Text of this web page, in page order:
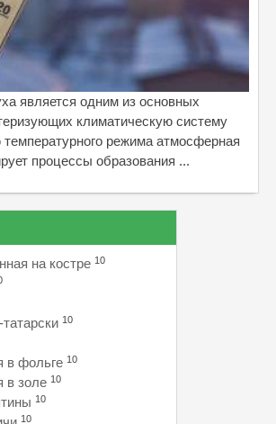
является одним из основных
климатическую систему
режима атмосферная
процессы образования ...
на костре 10
10
в фольге 10
в золе 10
10
10